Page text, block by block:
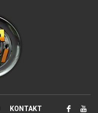
KONTAKT